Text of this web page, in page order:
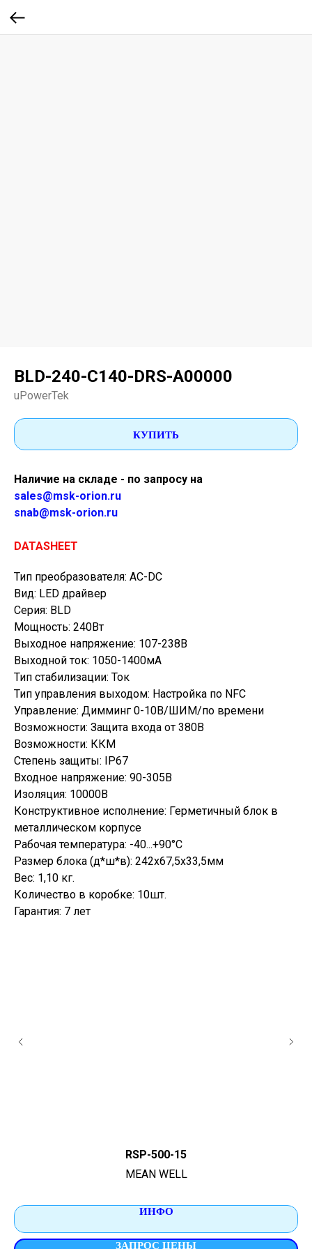
BLD-240-C140-DRS-A00000
uPowerTek
КУПИТЬ
Наличие на складе - по запросу на
sales@msk-orion.ru
snab@msk-orion.ru
DATASHEET
Тип преобразователя: AC-DC
Вид: LED драйвер
Серия: BLD
Мощность: 240Вт
Выходное напряжение: 107-238В
Выходной ток: 1050-1400мА
Тип стабилизации: Ток
Тип управления выходом: Настройка по NFC
Управление: Димминг 0-10В/ШИМ/по времени
Возможности: Защита входа от 380В
Возможности: ККМ
Степень защиты: IP67
Входное напряжение: 90-305В
Изоляция: 10000В
Конструктивное исполнение: Герметичный блок в
металлическом корпусе
Рабочая температура: -40...+90°C
Размер блока (д*ш*в): 242х67,5х33,5мм
Вес: 1,10 кг.
Количество в коробке: 10шт.
Гарантия: 7 лет
RSP-500-15
MEAN WELL
ИНФО
ЗАПРОС ЦЕНЫ